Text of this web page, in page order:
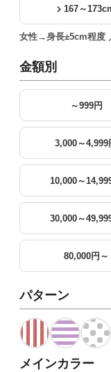
167～
女性→身長±5cm程度
金額別
～999円
3,000～4,999
10,000～
30,000～
80,000円～
パターン
メインカラー